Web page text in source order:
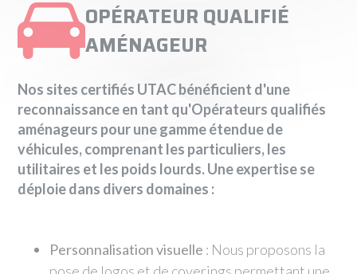
OPÉRATEUR QUALIFIÉ
AMÉNAGEUR
Nos sites certifiés UTAC bénéficient d'une
reconnaissance en tant qu'Opérateurs qualifiés
aménageurs pour une gamme étendue de
véhicules, comprenant les particuliers, les
utilitaires et les poids lourds. Une expertise se
déploie dans divers domaines :
Personnalisation visuelle : Nous proposons la